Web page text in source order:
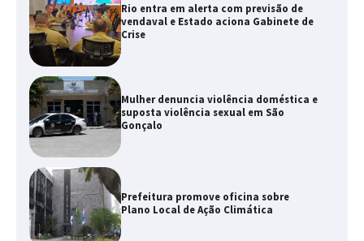
Rio entra em alerta com previsão de
vendaval e Estado aciona Gabinete de
Crise
Mulher denuncia violência doméstica e
suposta violência sexual em São
Gonçalo
Prefeitura promove oficina sobre
Plano Local de Ação Climática